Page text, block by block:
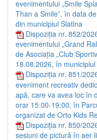
evenimentului „Smile
Than a Smile”, în data
din municipiul Slatina
Dispoziția nr. 852/
evenimentului „Grand
de Asociația „Club
18.08.2026, în
Dispoziția nr. 851/
eveniment recreativ
apă, care va avea loc în
orar 15:00-19:00, în
organizat de Orto Kids
Dispoziția nr. 850/
sesiuni de pictură în aer